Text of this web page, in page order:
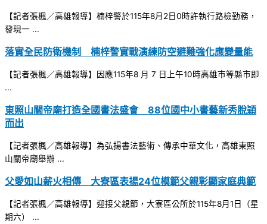
【記者張楓／高雄報導】楠梓警於115年8月2日0時許執行路檢勤務，
發現一 ...
落實全民防衛機制 楠梓警實戰演練防空避難強化應變量能
【記者張楓／高雄報導】因應115年8 月 7 日上午10時高雄市等縣市即
...
東照山關帝廟打造全國書法盛會 88位國中小書藝新秀脫穎
而出
【記者張楓／高雄報導】為弘揚書法藝術、傳承中華文化，高雄東照
山關帝廟舉辦 ...
父愛如山薪火相傳 大寮區表揚24位模範父親彰顯家庭典範
【記者張楓／高雄報導】迎接父親節，大寮區公所於115年8月1日（星
期六） ...